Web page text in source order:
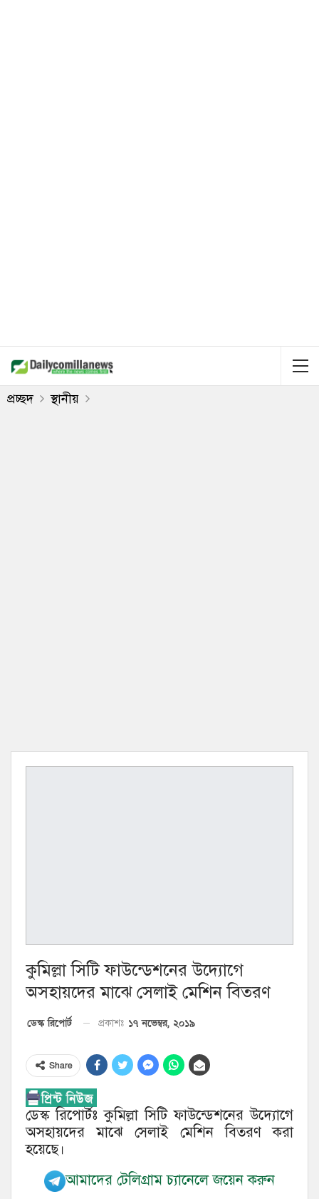
প্রচ্ছদ স্থানীয়
কুমিল্লা সিটি ফাউন্ডেশনের উদ্যোগে
অসহায়দের মাঝে সেলাই মেশিন বিতরণ
ডেস্ক রিপোর্ট প্রকাশঃ ১৭ নভেম্বর, ২০১৯
Share
ডেস্ক রিপোর্টঃ কুমিল্লা সিটি ফাউন্ডেশনের উদ্যোগে
অসহায়দের মাঝে সেলাই মেশিন বিতরণ করা
হয়েছে।
আমাদের টেলিগ্রাম চ্যানেলে জয়েন করুন